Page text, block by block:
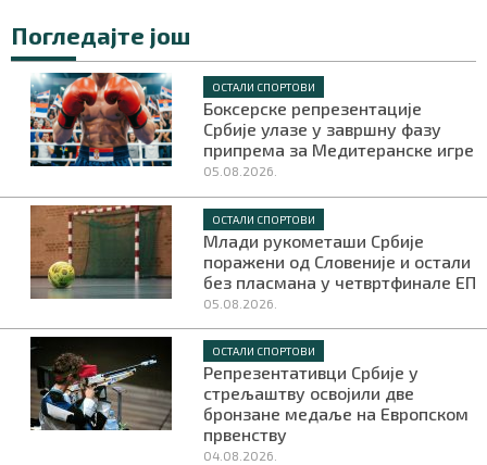
Погледајте још
ОСТАЛИ СПОРТОВИ
Боксерске репрезентације
Србије улазе у завршну фазу
припрема за Медитеранске игре
05.08.2026.
ОСТАЛИ СПОРТОВИ
Млади рукометаши Србије
поражени од Словеније и остали
без пласмана у четвртфинале ЕП
05.08.2026.
ОСТАЛИ СПОРТОВИ
Репрезентативци Србије у
стрељаштву освојили две
бронзане медаље на Европском
првенству
04.08.2026.